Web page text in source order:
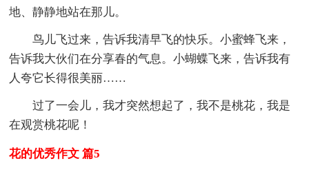
地、静静地站在那儿。
鸟儿飞过来，告诉我清早飞的快乐。小蜜蜂飞来，
告诉我大伙们在分享春的气息。小蝴蝶飞来，告诉我有
人夸它长得很美丽……
过了一会儿，我才突然想起了，我不是桃花，我是
在观赏桃花呢！
花的优秀作文 篇5